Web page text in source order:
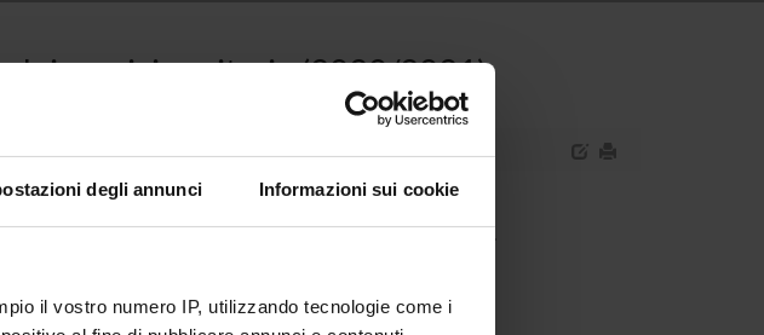
degli annunci Informazioni sui cookie
il vostro numero IP, utilizzando tecnologie come i
servizi sanitari - (2020/2021)
Diritto ed organizzazione dei servizi sanitari.